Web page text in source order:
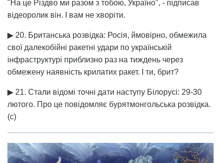
"На це Різдво ми разом з тобою, Україно", - підписав
відеоролик він. І вам не хворіти.
▶ 20. Британська розвідка: Росія, ймовірно, обмежила
свої далекобійні ракетні удари по українській
інфраструктурі приблизно раз на тиждень через
обмежену наявність крилатих ракет. І ти, брит?
▶ 21. Стали відомі точні дати наступу Білорусі: 29-30
лютого. Про це повідомляє бурятмонгольська розвідка.
(с)